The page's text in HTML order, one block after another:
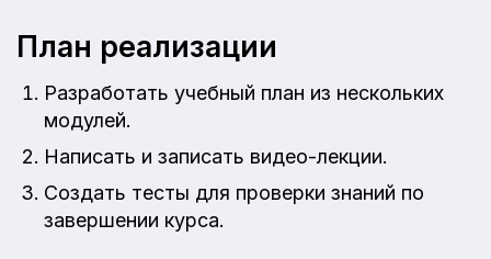
План реализации
Разработать учебный план из нескольких
модулей.
Написать и записать видео-лекции.
Создать тесты для проверки знаний по
завершении курса.